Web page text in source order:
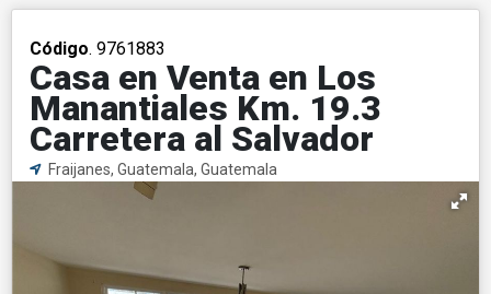
Código. 9761883
Casa en Venta en Los
Manantiales Km. 19.3
Carretera al Salvador
Fraijanes, Guatemala, Guatemala